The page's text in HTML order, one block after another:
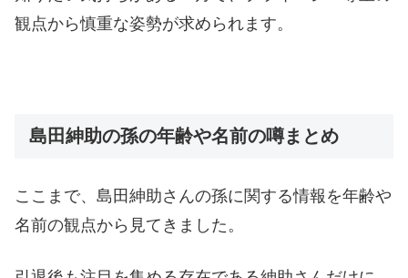
観点から慎重な姿勢が求められます。
島田紳助の孫の年齢や名前の噂まとめ
ここまで、島田紳助さんの孫に関する情報を年齢や
名前の観点から見てきました。